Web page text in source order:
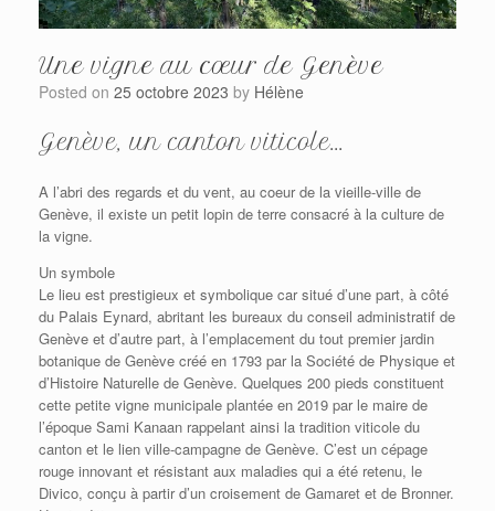
Une vigne au cœur de Genève
Posted on 25 octobre 2023 by Hélène
Genève, un canton viticole...
A l’abri des regards et du vent, au coeur de la vieille-ville de
Genève, il existe un petit lopin de terre consacré à la culture de
la vigne.
Un symbole
Le lieu est prestigieux et symbolique car situé d’une part, à côté
du Palais Eynard, abritant les bureaux du conseil administratif de
Genève et d’autre part, à l’emplacement du tout premier jardin
botanique de Genève créé en 1793 par la Société de Physique et
d’Histoire Naturelle de Genève. Quelques 200 pieds constituent
cette petite vigne municipale plantée en 2019 par le maire de
l’époque Sami Kanaan rappelant ainsi la tradition viticole du
canton et le lien ville-campagne de Genève. C’est un cépage
rouge innovant et résistant aux maladies qui a été retenu, le
Divico, conçu à partir d’un croisement de Gamaret et de Bronner.